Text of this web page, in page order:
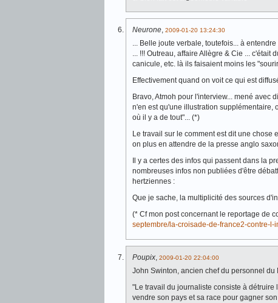
Neurone, 2009-01-20 13:24:30
... Belle joute verbale, toutefois... à
... !!! Outreau, affaire Allègre & Cie ...
canicule, etc. là ils faisaient moins les
Effectivement quand on voit ce qui est
Bravo, Atmoh pour l'interview... mené avec
n'en est qu'une illustration supplémentaire,
où il y a de tout"... (*)
Le travail sur le comment est dit une chose
on plus en attendre de la presse anglo
Il y a certes des infos qui passent dans la
nombreuses infos non publiées d'être
hertziennes :
Que je sache, la multiplicité des sources
(* Cf mon post concernant le reportage de
septembre/la-croisade-de-france2-contre-
Poupix, 2009-01-20 22:04:00
John Swinton, ancien chef du personnel
"Le travail du journaliste consiste à détruire
vendre son pays et sa race pour gagner